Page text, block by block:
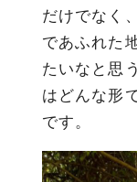
だけでなく
であふれた
たいなと思
はどんな形
です。